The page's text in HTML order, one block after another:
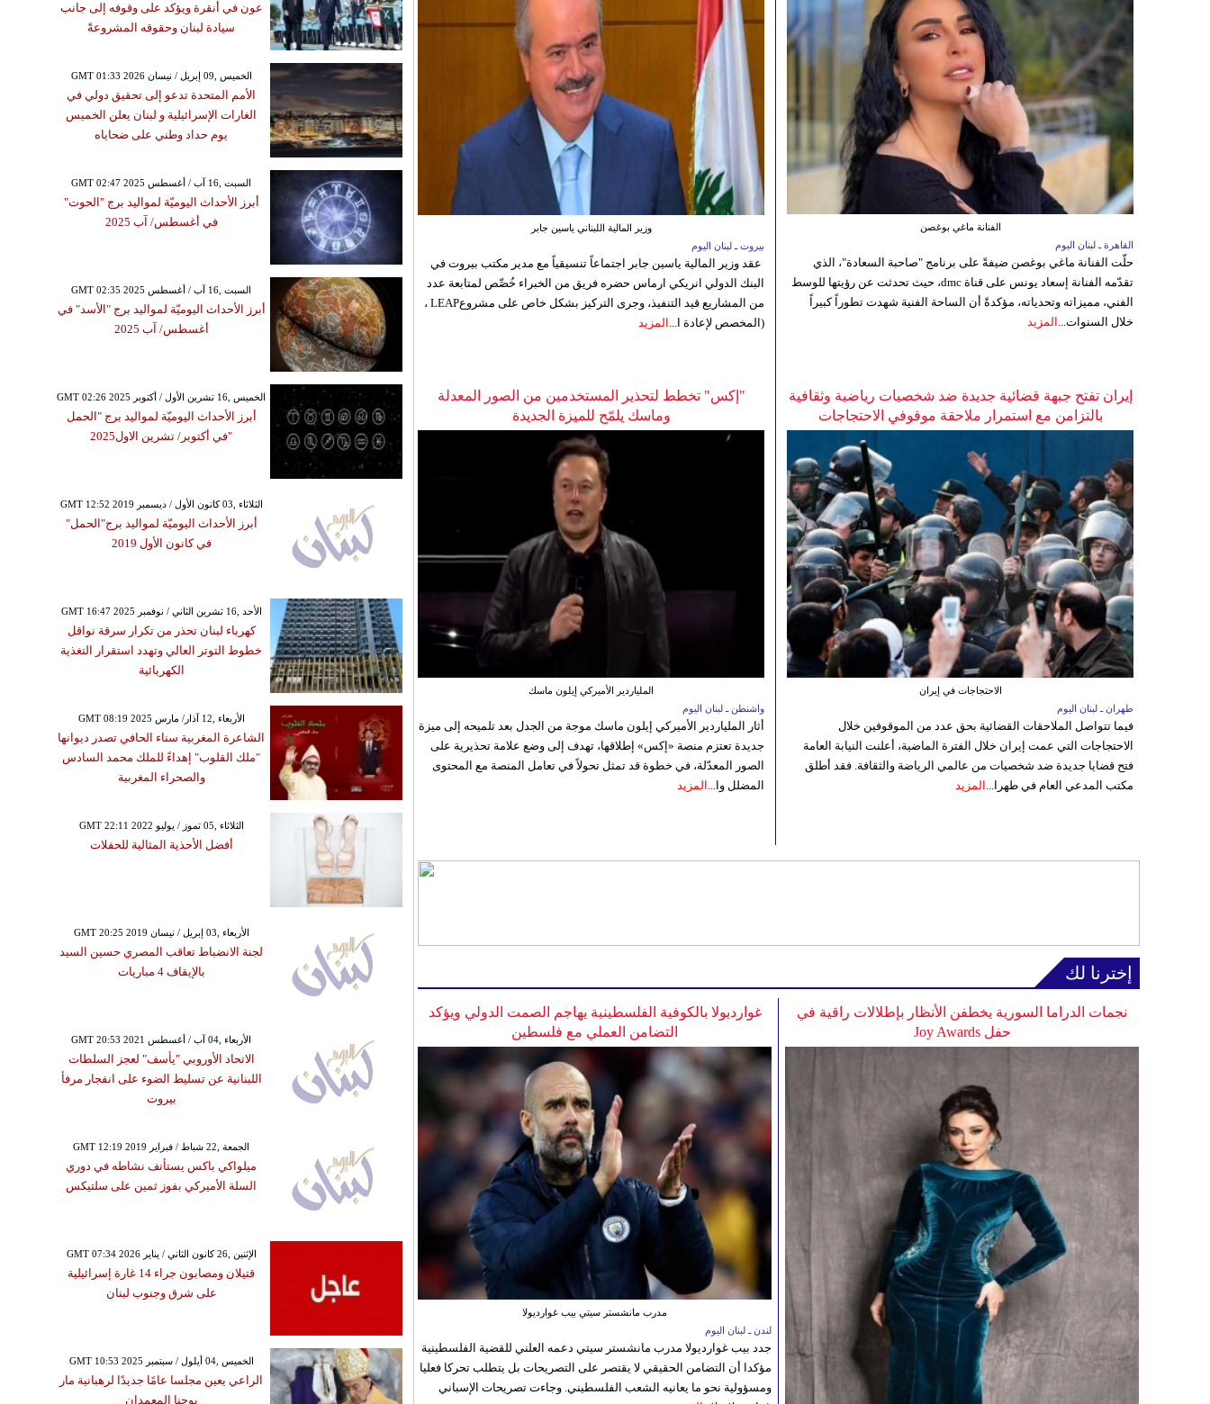
وزير المالية اللبناني ياسين جابر
بيروت ـ لبنان اليوم
عقد وزير المالية ياسين جابر اجتماعاً تنسيقياً مع مدير مكتب بيروت في
البنك الدولي انريكي ارماس حضره فريق من الخبراء خُصِّص لمتابعة عدد
من المشاريع قيد التنفيذ، وجرى التركيز بشكل خاص على مشروعLEAP ،
(المخصص لإعادة ا... المزيد
الفنانة ماغي بوغصن
القاهرة ـ لبنان اليوم
حلّت الفنانة ماغي بوغصن ضيفةً على برنامج "صاحبة السعادة"، الذي
تقدّمه الفنانة إسعاد يونس على قناة dmc، حيث تحدثت عن رؤيتها للوسط
الفني، مميزاته وتحدياته، مؤكدةً أن الساحة الفنية شهدت تطوراً كبيراً
خلال السنوات... المزيد
"إكس" تخطط لتحذير المستخدمين من الصور المعدلة
وماسك يلمّح للميزة الجديدة
الملياردير الأميركي إيلون ماسك
واشنطن ـ لبنان اليوم
أثار الملياردير الأميركي إيلون ماسك موجة من الجدل بعد تلميحه إلى ميزة
جديدة تعتزم منصة «إكس» إطلاقها، تهدف إلى وضع علامة تحذيرية على
الصور المعدّلة، في خطوة قد تمثل تحولاً في تعامل المنصة مع المحتوى
المضلل وا... المزيد
إيران تفتح جبهة قضائية جديدة ضد شخصيات رياضية وثقافية
بالتزامن مع استمرار ملاحقة موقوفي الاحتجاجات
الاحتجاجات في إيران
طهران ـ لبنان اليوم
فيما تتواصل الملاحقات القضائية بحق عدد من الموقوفين خلال
الاحتجاجات التي عمت إيران خلال الفترة الماضية، أعلنت النيابة العامة
فتح قضايا جديدة ضد شخصيات من عالمي الرياضة والثقافة. فقد أطلق
مكتب المدعي العام في طهرا... المزيد
إخترنا لك
غوارديولا بالكوفية الفلسطينية يهاجم الصمت الدولي ويؤكد
التضامن العملي مع فلسطين
مدرب مانشستر سيتي بيب غوارديولا
لندن ـ لبنان اليوم
جدد بيب غوارديولا مدرب مانشستر سيتي دعمه العلني للقضية الفلسطينية
مؤكدا أن التضامن الحقيقي لا يقتصر على التصريحات بل يتطلب تحركا فعليا
ومسؤولية نحو ما يعانيه الشعب الفلسطيني. وجاءت تصريحات الإسباني
نجمات الدراما السورية يخطفن الأنظار بإطلالات راقية في
حفل Joy Awards
عون في أنقرة ويؤكد على وقوفه إلى جانب
سيادة لبنان وحقوقه المشروعةً
GMT 01:33 2026 الخميس ,09 إبريل / نيسان
الأمم المتحدة تدعو إلى تحقيق دولي في
الغارات الإسرائيلية و لبنان يعلن الخميس
يوم حداد وطني على ضحاياه
GMT 02:47 2025 السبت ,16 آب / أغسطس
أبرز الأحداث اليوميّة لمواليد برج "الحوت"
في أغسطس/ آب 2025
GMT 02:35 2025 السبت ,16 آب / أغسطس
أبرز الأحداث اليوميّة لمواليد برج "الأسد" في
أغسطس/ آب 2025
GMT 02:26 2025 الخميس ,16 تشرين الأول / أكتوبر
أبرز الأحداث اليوميّة لمواليد برج "الحمل
"في أكتوبر/ تشرين الاول2025
GMT 12:52 2019 الثلاثاء ,03 كانون الأول / ديسمبر
أبرز الأحداث اليوميّة لمواليد برج"الحمل"
في كانون الأول 2019
GMT 16:47 2025 الأحد ,16 تشرين الثاني / نوفمبر
كهرباء لبنان تحذر من تكرار سرقة نواقل
خطوط التوتر العالي وتهدد استقرار التغذية
الكهربائية
GMT 08:19 2025 الأربعاء ,12 آذار/ مارس
الشاعرة المغربية سناء الحافي تصدر ديوانها
"ملك القلوب" إهداءً للملك محمد السادس
والصحراء المغربية
GMT 22:11 2022 الثلاثاء ,05 تموز / يوليو
أفضل الأحذية المثالية للحفلات
GMT 20:25 2019 الأربعاء ,03 إبريل / نيسان
لجنة الانضباط تعاقب المصري حسين السيد
بالإيقاف 4 مباريات
GMT 20:53 2021 الأربعاء ,04 آب / أغسطس
الاتحاد الأوروبي "يأسف" لعجز السلطات
اللبنانية عن تسليط الضوء على انفجار مرفأ
بيروت
GMT 12:19 2019 الجمعة ,22 شباط / فبراير
ميلواكي باكس يستأنف نشاطه في دوري
السلة الأميركي بفوز ثمين على سلتيكس
GMT 07:34 2026 الإثنين ,26 كانون الثاني / يناير
قتيلان ومصابون جراء 14 غارة إسرائيلية
على شرق وجنوب لبنان
GMT 10:53 2025 الخميس ,04 أيلول / سبتمبر
الراعي يعين مجلسا عامًا جديدًا لرهبانية مار
يوحنا المعمدان